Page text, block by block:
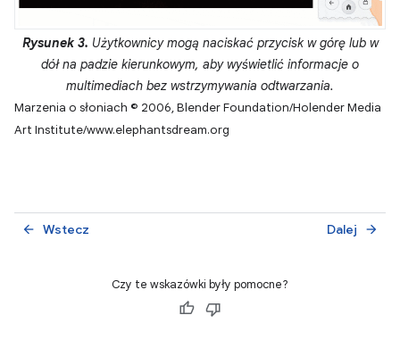
Rysunek 3. Użytkownicy mogą naciskać przycisk w górę lub w
dół na padzie kierunkowym, aby wyświetlić informacje o
multimediach bez wstrzymywania odtwarzania.
Marzenia o słoniach © 2006, Blender Foundation/Holender Media
Art Institute/www.elephantsdream.org
Wstecz
arrow_back Dalej arrow_forward
Czy te wskazówki były pomocne?